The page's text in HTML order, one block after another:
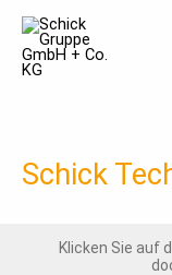
Inhalt
springen
Schick
Klicken Sie auf